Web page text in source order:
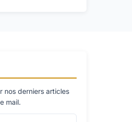
nos derniers articles
mail.